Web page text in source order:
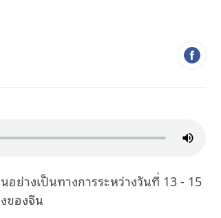
ย่างเป็นทางการระหว่างวันที่ 13 - 15
ของจีน